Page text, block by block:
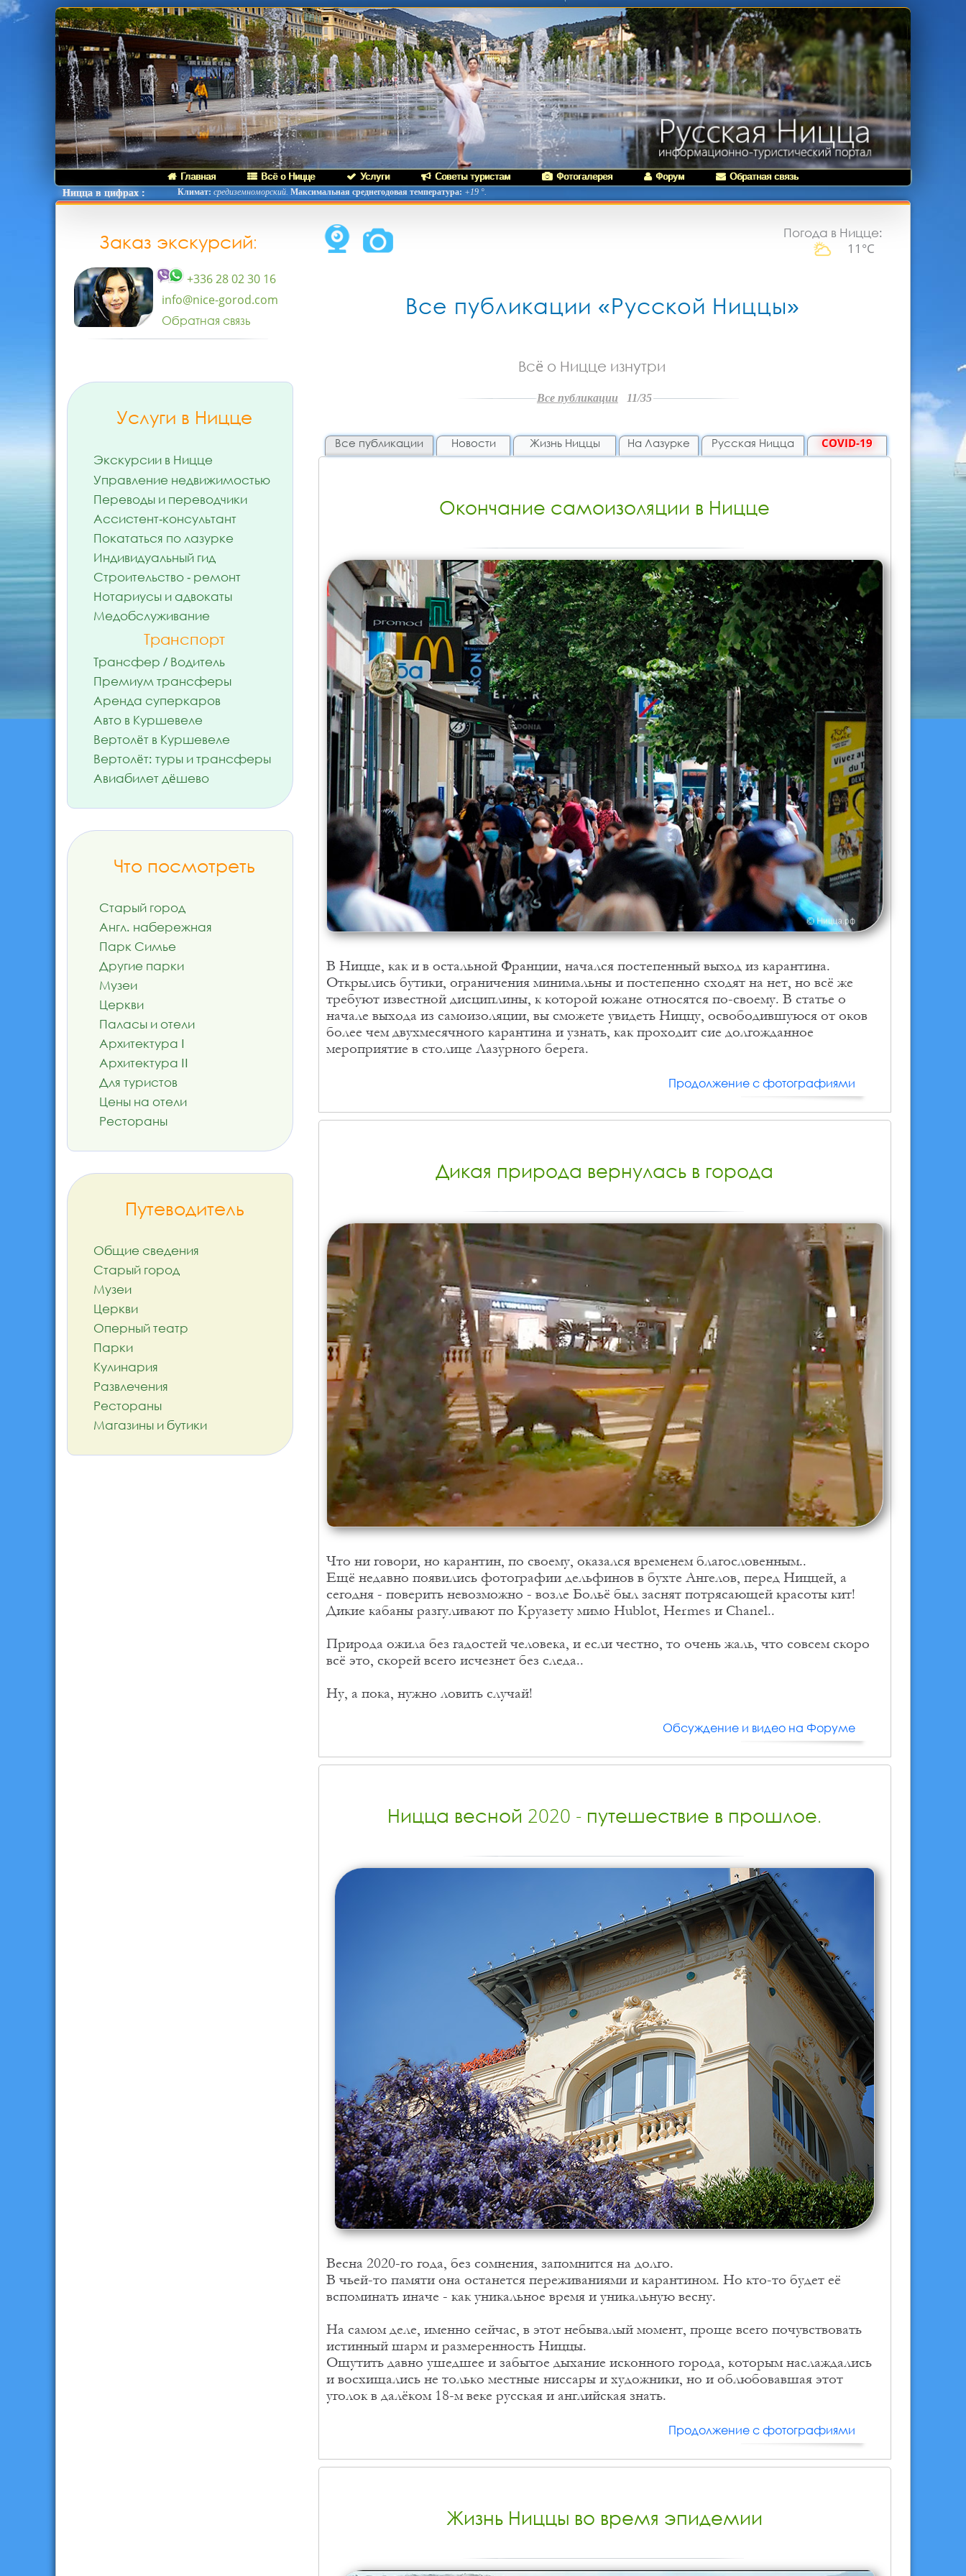
Главная Всё о Ницце Услуги Советы туристам Фотогалерея Форум
Обратная связь
Ницца в цифрах :
Климат: средиземноморский. Максимальная среднегодовая температура: +19 °.
Заказ экскурсий:
+336 28 02 30 16
info@nice-gorod.com
Обратная связь
Услуги в Ницце
Экскурсии в Ницце
Управление недвижимостью
Переводы и переводчики
Ассистент-консультант
Покататься по лазурке
Индивидуальный гид
Строительство - ремонт
Нотариусы и адвокаты
Медобслуживание
Транспорт
Трансфер / Водитель
Премиум трансферы
Аренда суперкаров
Авто в Куршевеле
Вертолёт в Куршевеле
Вертолёт: туры и трансферы
Авиабилет дёшево
Что посмотреть
Старый город
Англ. набережная
Парк Симье
Другие парки
Музеи
Церкви
Паласы и отели
Архитектура I
Архитектура II
Для туристов
Цены на отели
Рестораны
Путеводитель
Общие сведения
Старый город
Музеи
Церкви
Оперный театр
Парки
Кулинария
Развлечения
Рестораны
Магазины и бутики
Погода в Ницце:
11°C
Все публикации «Русской Ниццы»
Всё о Ницце изнутри
Все публикации11/35
Все публикации Новости Жизнь Ниццы На Лазурке Русская Ницца COVID-19
Окончание самоизоляции в Ницце
В Ницце, как и в остальной Франции, начался постепенный выход из карантина.
Открылись бутики, ограничения минимальны и постепенно сходят на нет, но всё же
требуют известной дисциплины, к которой южане относятся по-своему. В статье о
начале выхода из самоизоляции, вы сможете увидеть Ниццу, освободившуюся от оков
более чем двухмесячного карантина и узнать, как проходит сие долгожданное
мероприятие в столице Лазурного берега.
Продолжение с фотографиями
Дикая природа вернулась в города
Что ни говори, но карантин, по своему, оказался временем благословенным..
Ещё недавно появились фотографии дельфинов в бухте Ангелов, перед Ниццей, а
сегодня - поверить невозможно - возле Больё был заснят потрясающей красоты кит!
Дикие кабаны разгуливают по Круазету мимо Hublot, Hermes и Chanel..
Природа ожила без гадостей человека, и если честно, то очень жаль, что совсем скоро
всё это, скорей всего исчезнет без следа..
Ну, а пока, нужно ловить случай!
Обсуждение и видео на Форуме
Ницца весной 2020 - путешествие в прошлое.
Весна 2020-го года, без сомнения, запомнится на долго.
В чьей-то памяти она останется переживаниями и карантином. Но кто-то будет её
вспоминать иначе - как уникальное время и уникальную весну.
На самом деле, именно сейчас, в этот небывалый момент, проще всего почувствовать
истинный шарм и размеренность Ниццы.
Ощутить давно ушедшее и забытое дыхание исконного города, которым наслаждались
и восхищались не только местные ниссары и художники, но и облюбовавшая этот
уголок в далёком 18-м веке русская и английская знать.
Продолжение с фотографиями
Жизнь Ниццы во время эпидемии